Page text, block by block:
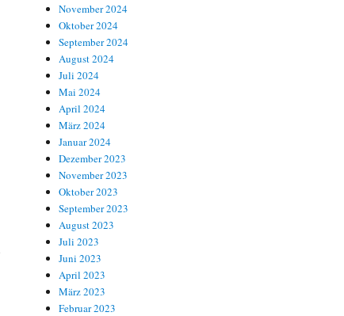
November 2024
Oktober 2024
September 2024
August 2024
Juli 2024
Mai 2024
April 2024
März 2024
Januar 2024
Dezember 2023
November 2023
Oktober 2023
September 2023
August 2023
Juli 2023
Juni 2023
April 2023
März 2023
Februar 2023